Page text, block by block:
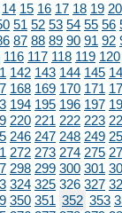
14 15 16 17 18 19 20
51 52 53 54 55 56
87 88 89 90 91 92
116 117 118 119 120
142 143 144 145
168 169 170 171
194 195 196 197
220 221 222 223
246 247 248 249
272 273 274 275
298 299 300 301
324 325 326 327
350 351 352 353